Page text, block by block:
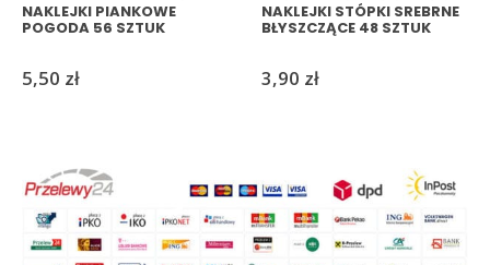
NAKLEJKI PIANKOWE
POGODA 56 SZTUK
5,50 zł
NAKLEJKI STÓPKI SREBRNE
BŁYSZCZĄCE 48 SZTUK
3,90 zł